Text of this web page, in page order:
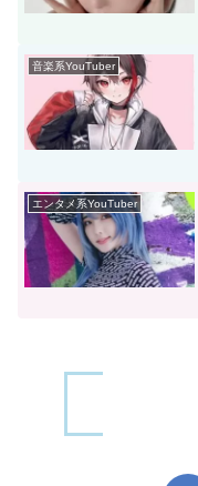
音楽系YouTuber
エンタメ系YouTuber